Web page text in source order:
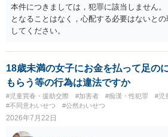
本件につきましては，犯罪に該当しません
となることはなく，心配する必要はないと
してください。
18歳未満の女子にお金を払って足の
もらう等の行為は違法ですか
#児童買春・援助交際 #加害者 #痴漢・性犯罪
#児
#不同意わいせつ
#公然わいせつ
2026年7月22日